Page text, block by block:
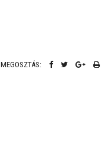
MEGOSZTÁS: